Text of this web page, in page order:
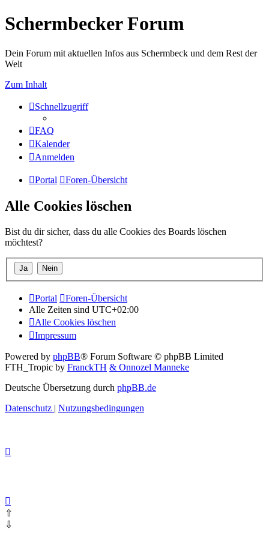
Schermbecker Forum
Dein Forum mit aktuellen Infos aus Schermbeck und dem Rest der
Welt
Zum Inhalt
Schnellzugriff
FAQ
Kalender
Anmelden
Portal Foren-Übersicht
Alle Cookies löschen
Bist du dir sicher, dass du alle Cookies des Boards löschen
möchtest?
Portal
Foren-Übersicht
Alle Zeiten sind UTC+02:00
Alle Cookies löschen
Impressum
Powered by phpBB® Forum Software © phpBB Limited
FTH_Tropic by FranckTH & Onnozel Manneke
Deutsche Übersetzung durch phpBB.de
Datenschutz | Nutzungsbedingungen
⇧
⇩